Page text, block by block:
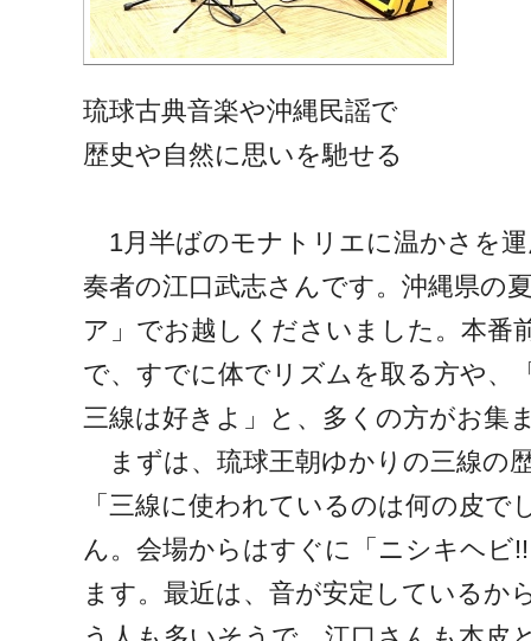
琉球古典音楽や沖縄民謡で
歴史や自然に思いを馳せる
1月半ばのモナトリエに温かさを
奏者の江口武志さんです。沖縄県の
ア」でお越しくださいました。本番
で、すでに体でリズムを取る方や、
三線は好きよ」と、多くの方がお集
まずは、琉球王朝ゆかりの三線の
「三線に使われているのは何の皮で
ん。会場からはすぐに「ニシキヘビ
ます。最近は、音が安定しているか